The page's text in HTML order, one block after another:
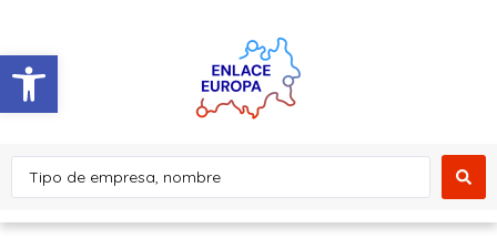
Abrir barra de herramientas